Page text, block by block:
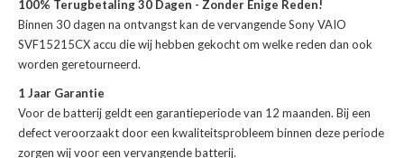
100% Terugbetaling 30 Dagen - Zonder Enige Reden!
Binnen 30 dagen na ontvangst kan devervangende Sony VAIO
SVF15215CX accu die wij hebben gekocht om welke reden dan ook
worden geretourneerd.
1 Jaar Garantie
Voor debatterij geldt een garantieperiode van 12 maanden. Bij een
defect veroorzaakt door een kwaliteitsprobleem binnen deze periode
zorgen wij voor een vervangende batterij.